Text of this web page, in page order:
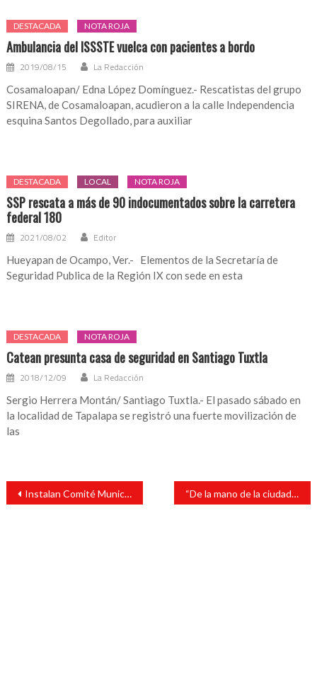
DESTACADA NOTA ROJA
Ambulancia del ISSSTE vuelca con pacientes a bordo
2019/08/15 La Redacción
Cosamaloapan/ Edna López Domínguez.- Rescatistas del grupo
SIRENA, de Cosamaloapan, acudieron a la calle Independencia
esquina Santos Degollado, para auxiliar
DESTACADA LOCAL NOTA ROJA
SSP rescata a más de 90 indocumentados sobre la carretera
federal 180
2021/08/02 Editor
Hueyapan de Ocampo, Ver.- Elementos de la Secretaría de
Seguridad Publica de la Región IX con sede en esta
DESTACADA NOTA ROJA
Catean presunta casa de seguridad en Santiago Tuxtla
2018/12/09 La Redacción
Sergio Herrera Montán/ Santiago Tuxtla.- El pasado sábado en
la localidad de Tapalapa se registró una fuerte movilización de
las
Navegación
entradas
Instalan Comité Municipal de Redes Sociales Progresistas en San Andrés Tuxtla “De la mano de la ciudadanía transformamos la vida de los sanandrescanos con obra de calidad”: Tavo Pérez